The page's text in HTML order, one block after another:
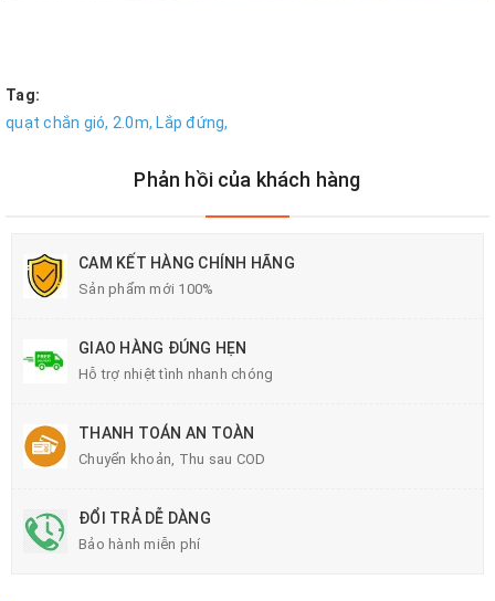
Tag:
quạt chắn gió, 2.0m, Lắp đứng,
Phản hồi của khách hàng
CAM KẾT HÀNG CHÍNH HÃNG
Sản phẩm mới 100%
GIAO HÀNG ĐÚNG HẸN
Hỗ trợ nhiệt tình nhanh chóng
THANH TOÁN AN TOÀN
Chuyển khoản, Thu sau COD
ĐỔI TRẢ DỄ DÀNG
Bảo hành miễn phí